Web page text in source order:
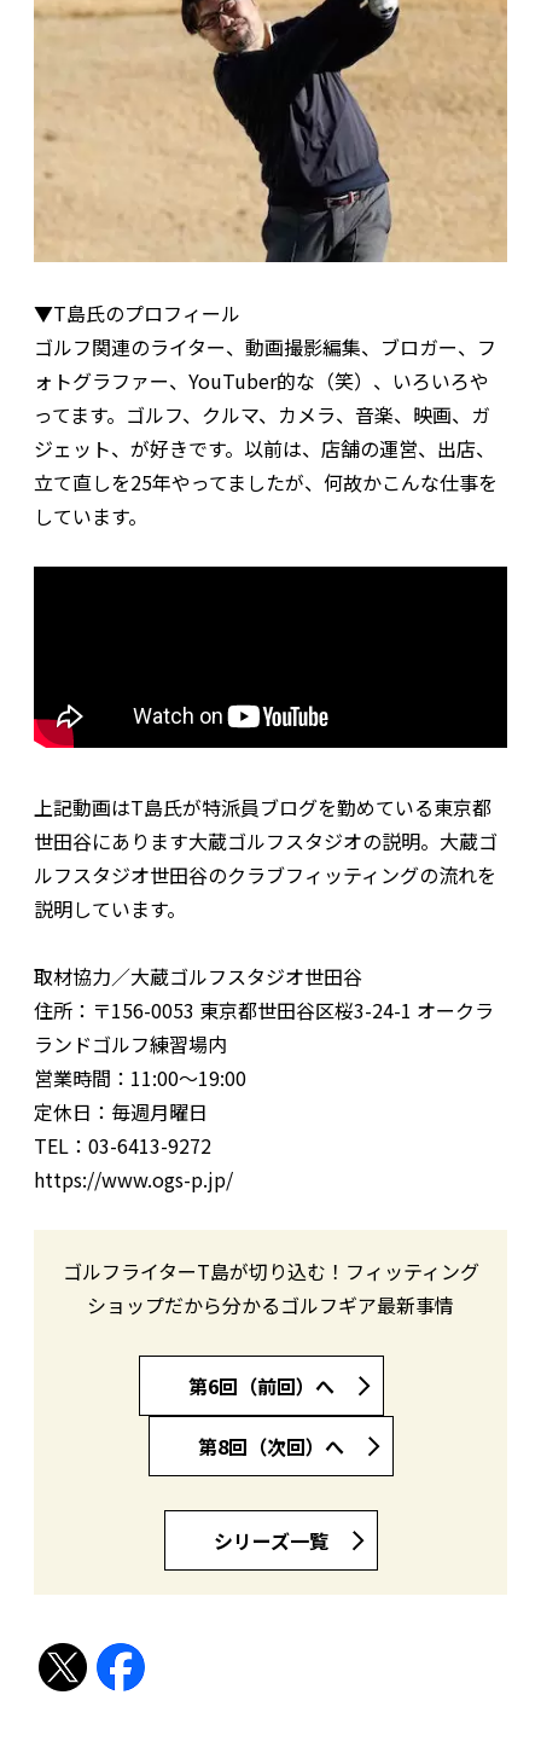
▼T島氏のプロフィール
ゴルフ関連のライター、動画撮影編集、ブロガー、フ
ォトグラファー、YouTuber的な（笑）、いろいろや
ってます。ゴルフ、クルマ、カメラ、音楽、映画、ガ
ジェット、が好きです。以前は、店舗の運営、出店、
立て直しを25年やってましたが、何故かこんな仕事を
しています。
上記動画はT島氏が特派員ブログを勤めている東京都
世田谷にあります大蔵ゴルフスタジオの説明。大蔵ゴ
ルフスタジオ世田谷のクラブフィッティングの流れを
説明しています。
取材協力／大蔵ゴルフスタジオ世田谷
住所：〒156-0053 東京都世田谷区桜3-24-1 オークラ
ランドゴルフ練習場内
営業時間：11:00〜19:00
定休日：毎週月曜日
TEL：03-6413-9272
https://www.ogs-p.jp/
ゴルフライターT島が切り込む！フィッティング
ショップだから分かるゴルフギア最新事情
第6回（前回）へ
第8回（次回）へ
シリーズ一覧